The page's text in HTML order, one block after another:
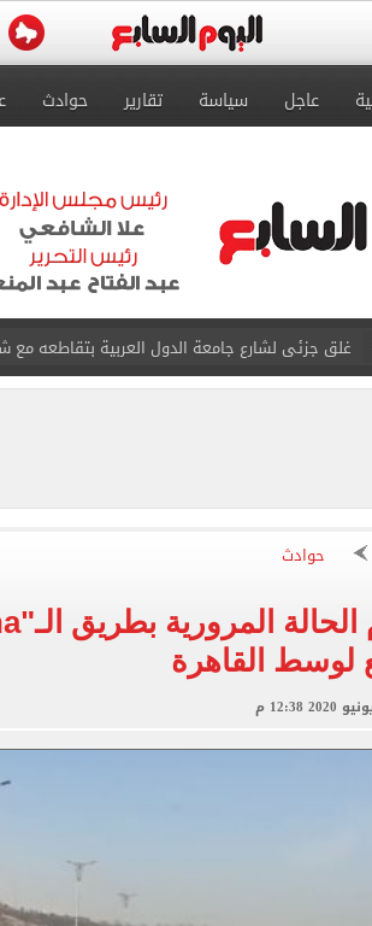
عاجل سياسة تقارير حوادث
غلق جزئى لشارع جامعة الدول العربية بتقاطعه مع شارع شهاب 3
عمرو دياب يدخل موسوعة جينيس بعد تصدره قائمة بيلبورد
إغلاق طريق مصر أسوان الزراعى الغربى كليا من
محمود حميدة يحتفل بزفاف ابنته ويرقص معها في
إخلاء سبيل سائق أوبر وفتاة واقعة التحرش المزيفة
حوادث
لوسط القاهرة